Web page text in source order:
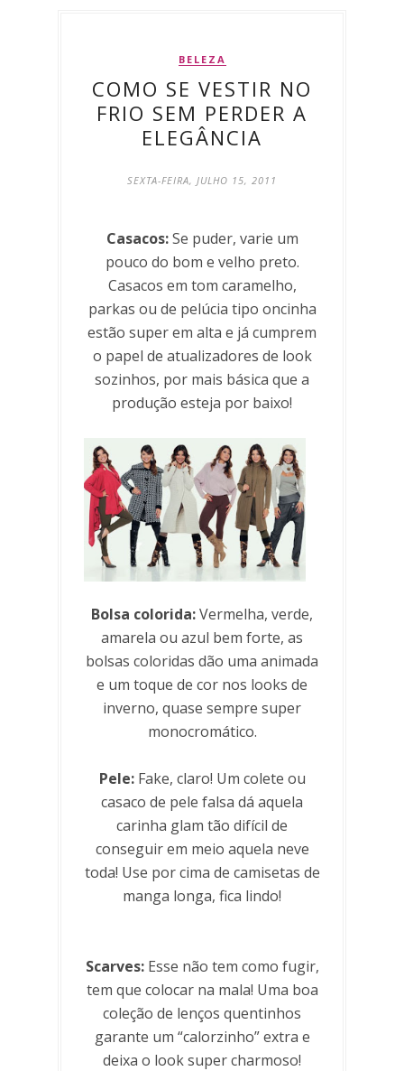
BELEZA
COMO SE VESTIR NO
FRIO SEM PERDER A
ELEGÂNCIA
SEXTA-FEIRA, JULHO 15, 2011
Casacos:Se puder, varie um
pouco do bom e velho preto.
Casacos em tom caramelho,
parkas ou de pelúcia tipo oncinha
estão super em alta e já cumprem
o papel de atualizadores de look
sozinhos, por mais básica que a
produção esteja por baixo!
Bolsa colorida:Vermelha, verde,
amarela ou azul bem forte, as
bolsas coloridas dão uma animada
e um toque de cor nos looks de
inverno, quase sempre super
monocromático.
Pele:Fake, claro! Um colete ou
casaco de pele falsa dá aquela
carinha glam tão difícil de
conseguir em meio aquela neve
toda! Use por cima de camisetas de
manga longa, fica lindo!
Scarves:Esse não tem como fugir,
tem que colocar na mala! Uma boa
coleção de lenços quentinhos
garante um “calorzinho” extra e
deixa o look super charmoso!